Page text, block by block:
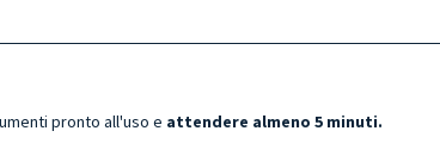
pronto all'uso e attendere almeno 5 minuti.